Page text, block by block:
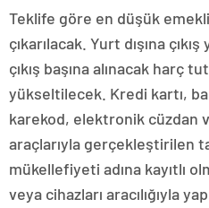
Teklife göre en düşük emekli
çıkarılacak. Yurt dışına
çıkış başına alınacak harç
yükseltilecek. Kredi kartı,
karekod, elektronik cüzdan
araçlarıyla gerçekleştirilen
mükellefiyeti adına kayıtlı
veya cihazları aracılığıyla